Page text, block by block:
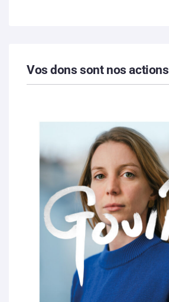
Vos dons sont nos actions